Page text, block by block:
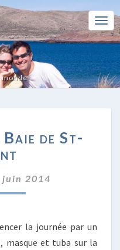
monde
de St-
juin 2014
la journée par un
masque et tuba sur la